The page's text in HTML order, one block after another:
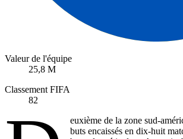
Valeur de l'équipe
25,8 M
Classement FIFA
82
euxième de la zone sud-
buts encaissés en dix-huit